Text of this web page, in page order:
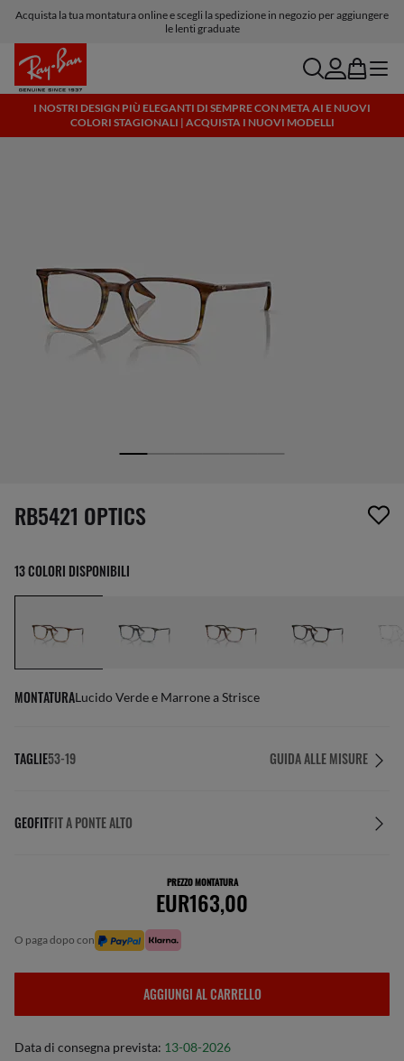
Acquista la tua montatura online e scegli la spedizione in negozio per aggiungere
le lenti graduate
Consegna e resi gratuiti
searchaccount
bag menu
I NOSTRI DESIGN PIÙ ELEGANTI DI SEMPRE CON META AI E NUOVI
COLORI STAGIONALI | ACQUISTA I NUOVI MODELLI
1 articolo è stato aggiunto alla tua wishlist
RB5421 OPTICS
13 COLORI DISPONIBILI
MONTATURALucido Verde e Marrone a Strisce
TAGLIE53-19 GUIDA ALLE MISURE
GEOFITFIT A PONTE ALTO
PREZZO MONTATURA
EUR163,00
o paga dopo con
AGGIUNGI AL CARRELLO
Data di consegna prevista: 13-08-2026